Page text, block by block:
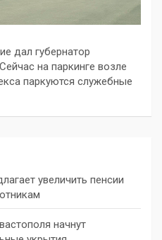
дал губернатор
на паркинге возле
паркуются служебные
увеличить пенсии
начнут